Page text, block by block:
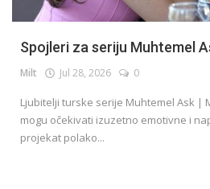
Spojleri za seriju Muhtemel
Milt Jul 28, 2026 0
Ljubitelji turske serije Muhtemel Ask |
mogu očekivati izuzetno emotivne i
projekat polako...